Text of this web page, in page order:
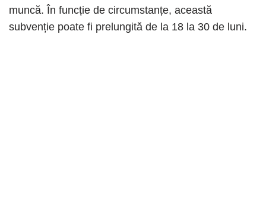
muncă. În funcție de circumstanțe, această
subvenție poate fi prelungită de la 18 la 30 de luni.